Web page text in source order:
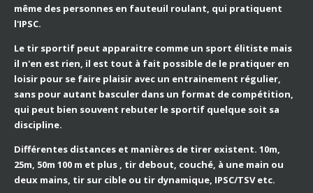
même des personnes en fauteuil roulant, qui pratiquent
l'IPSC.
Le tir sportif peut apparaitre comme un sport élitiste mais
il n'en est rien, il est tout à fait possible de le pratiquer en
loisir pour se faire plaisir avec un entrainement régulier,
sans pour autant basculer dans un format de compétition,
qui peut bien souvent rebuter le sportif quelque soit sa
discipline.
Différentes distances et manières de tirer existent. 10m,
25m, 50m 100 m et plus , tir debout, couché, à une main ou
deux mains, tir sur cible ou tir dynamique, IPSC/TSV etc.